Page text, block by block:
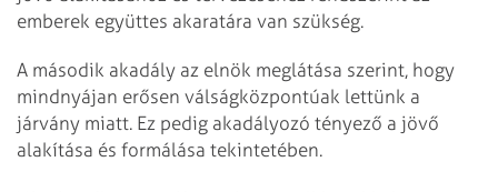
emberek együttes akaratára van szükség.
A második akadály az elnök meglátása szerint, hogy
mindnyájan erősen válságközpontúak lettünk a
járvány miatt. Ez pedig akadályozó tényező a jövő
alakítása és formálása tekintetében.